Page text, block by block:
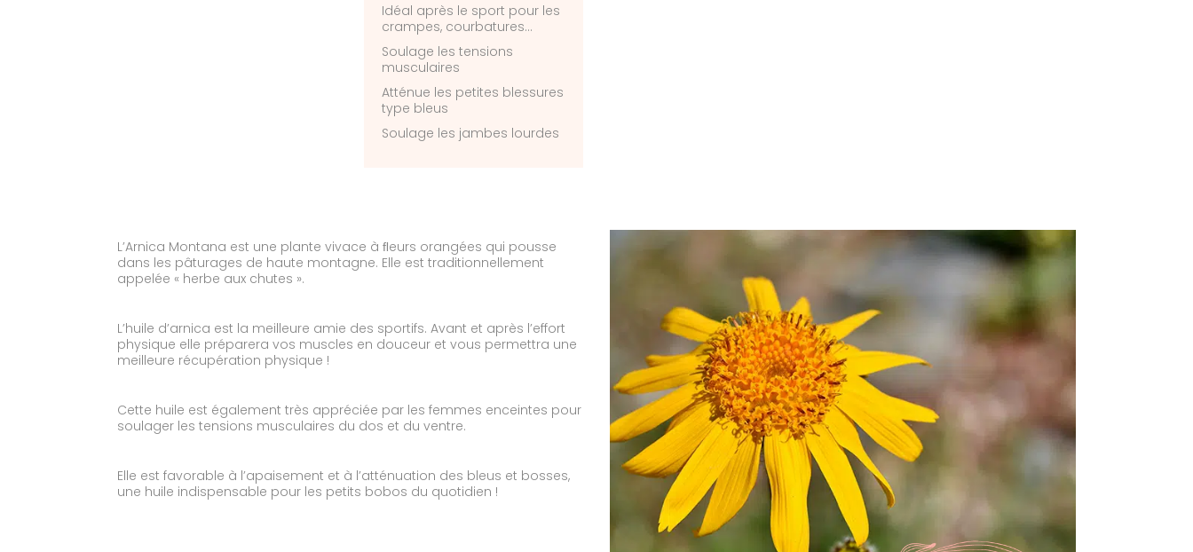
Idéal après le sport pour les
crampes, courbatures…
Soulage les tensions
musculaires
Atténue les petites blessures
type bleus
Soulage les jambes lourdes
L’Arnica Montana est une plante vivace à ﬂeurs orangées qui pousse
dans les pâturages de haute montagne. Elle est traditionnellement
appelée « herbe aux chutes ».
L’huile d’arnica est la meilleure amie des sportifs. Avant et après l’effort
physique elle préparera vos muscles en douceur et vous permettra une
meilleure récupération physique !
Cette huile est également très appréciée par les femmes enceintes pour
soulager les tensions musculaires du dos et du ventre.
Elle est favorable à l’apaisement et à l’atténuation des bleus et bosses,
une huile indispensable pour les petits bobos du quotidien !